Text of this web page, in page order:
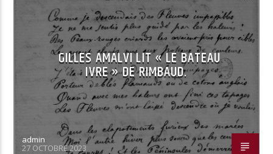
GILLES AMALVI LIT « LE BATEAU
IVRE » DE RIMBAUD.
admin
27 OCTOBRE 2023